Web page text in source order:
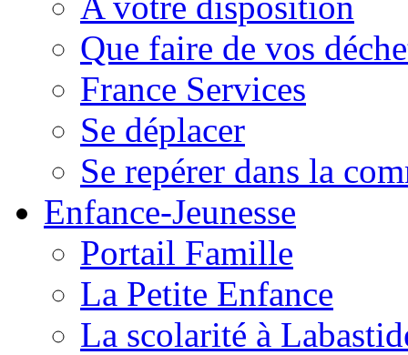
Que faire de vos
France Services
Se déplacer
Se repérer dans la
Enfance-Jeunesse
Portail Famille
La Petite Enfance
La scolarité à